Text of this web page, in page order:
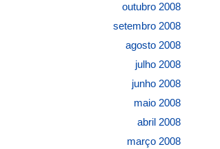
outubro 2008
setembro 2008
agosto 2008
julho 2008
junho 2008
maio 2008
abril 2008
março 2008